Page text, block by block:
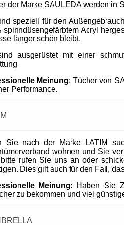
der Marke SAULEDA werden in
speziell für den
spinndüsengefärbtem Acryl
länger schön bleibt.
ausgerüstet mit einer
Meinung: Tücher von
Performance.
Sie nach der Marke LATIM
wohnen und Sie
rufen Sie uns an oder
Dies gilt auch für den Fall,
Meinung: Haben Sie
zu bekommen und viel